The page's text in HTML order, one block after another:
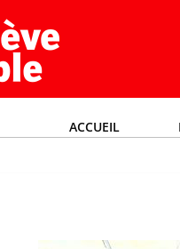
ACCUEIL